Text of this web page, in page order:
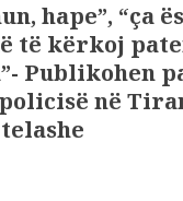
hape”, “ça
të kërkoj
Publikohen
në